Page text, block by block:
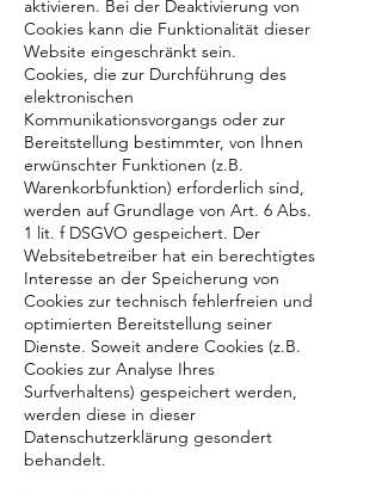
aktivieren. Bei der Deaktivierung von
Cookies kann die Funktionalität dieser
Website eingeschränkt sein.
Cookies, die zur Durchführung des
elektronischen
Kommunikationsvorgangs oder zur
Bereitstellung bestimmter, von Ihnen
erwünschter Funktionen (z.B.
Warenkorbfunktion) erforderlich sind,
werden auf Grundlage von Art. 6 Abs.
1 lit. f DSGVO gespeichert. Der
Websitebetreiber hat ein berechtigtes
Interesse an der Speicherung von
Cookies zur technisch fehlerfreien und
optimierten Bereitstellung seiner
Dienste. Soweit andere Cookies (z.B.
Cookies zur Analyse Ihres
Surfverhaltens) gespeichert werden,
werden diese in dieser
Datenschutzerklärung gesondert
behandelt.